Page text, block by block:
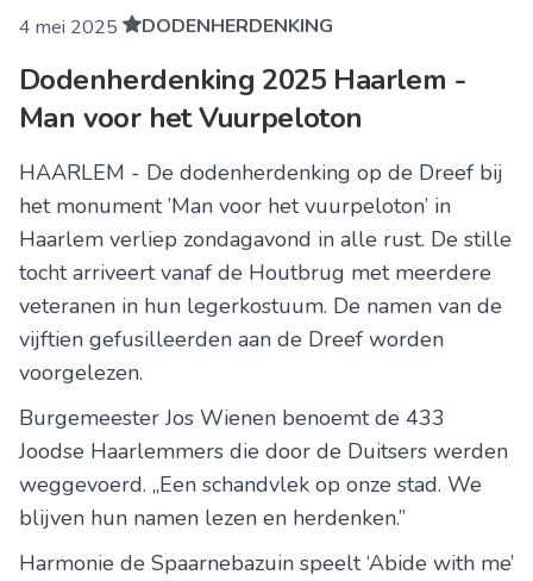
4 mei 2025 DODENHERDENKING
Dodenherdenking 2025 Haarlem -
Man voor het Vuurpeloton
HAARLEM - De dodenherdenking op de Dreef bij
het monument ’Man voor het vuurpeloton’ in
Haarlem verliep zondagavond in alle rust. De stille
tocht arriveert vanaf de Houtbrug met meerdere
veteranen in hun legerkostuum. De namen van de
vijftien gefusilleerden aan de Dreef worden
voorgelezen.
Burgemeester Jos Wienen benoemt de 433
Joodse Haarlemmers die door de Duitsers werden
weggevoerd. ,,Een schandvlek op onze stad. We
blijven hun namen lezen en herdenken.’’
Harmonie de Spaarnebazuin speelt ‘Abide with me’